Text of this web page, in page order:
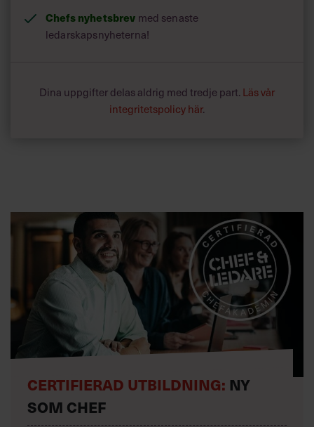
Chefs nyhetsbrev med senaste
ledarskapsnyheterna!
Dina uppgifter delas aldrig med tredje part. Läs vår
integritetspolicy här.
CERTIFIERAD UTBILDNING: NY
SOM CHEF